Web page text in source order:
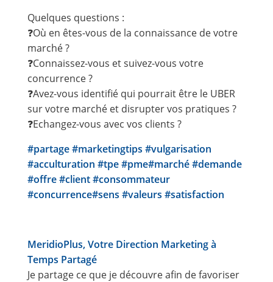
Quelques questions :
❓Où en êtes-vous de la connaissance de votre
marché ?
❓Connaissez-vous et suivez-vous votre
concurrence ?
❓Avez-vous identifié qui pourrait être le UBER
sur votre marché et disrupter vos pratiques ?
❓Echangez-vous avec vos clients ?
#partage#marketingtips #vulgarisation
#acculturation #tpe#pme#marché#demande
#offre#client#consommateur
#concurrence#sens #valeurs #satisfaction
MeridioPlus, Votre Direction Marketing à
Temps Partagé
Je partage ce que je découvre afin de favoriser